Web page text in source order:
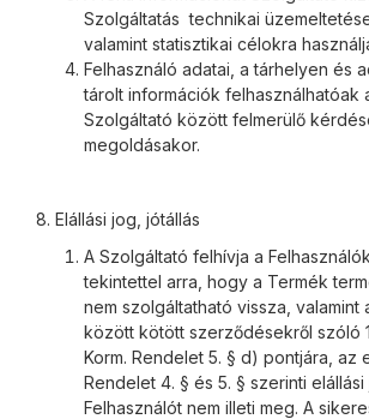
Szolgáltatás technikai
valamint statisztikai célokra
Felhasználó adatai, a tárhelyen és
tárolt információk felhasználhatóak
Szolgáltató között felmerülő
megoldásakor.
8. Elállási jog, jótállás
A Szolgáltató felhívja a
tekintettel arra, hogy a Termék
nem szolgáltatható vissza, valamint
között kötött szerződésekről szóló
Korm. Rendelet 5. § d) pontjára, az
Rendelet 4. § és 5. § szerinti elállási
Felhasználót nem illeti meg. A